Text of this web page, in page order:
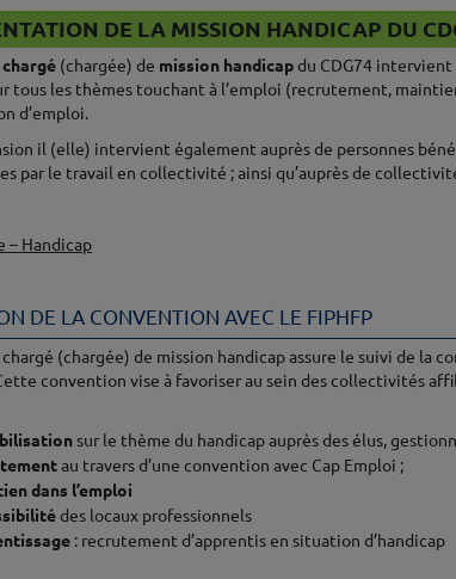
DE LA MISSION HANDICAP DU
chargé (chargée) de mission handicapdu CDG74 intervient
tous les thèmes touchant à l’emploi (recrutement,
d’emploi.
il (elle) intervient également auprès de personnes
par le travail en collectivité ; ainsi qu’auprès de
– Handicap
DE LA CONVENTION AVEC LE FIPHFP
chargé (chargée) de mission handicap assure le suivi de la
convention vise à favoriser au sein des collectivités
sur le thème du handicap auprès des élus,
au travers d’une convention avec Cap Emploi ;
dans l’emploi
des locaux professionnels
: recrutement d’apprentis en situation d’handicap